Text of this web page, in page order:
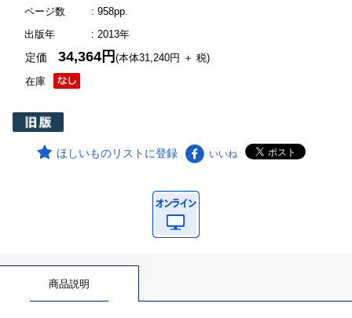
ページ数
: 958pp.
出版年
: 2013年
在庫
定価34,364円(本体31,240円 ＋ 税)
ほしいものリストに登録 いいね
商品説明